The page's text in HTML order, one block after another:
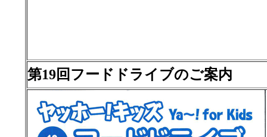
第19回フードドライブのご案内